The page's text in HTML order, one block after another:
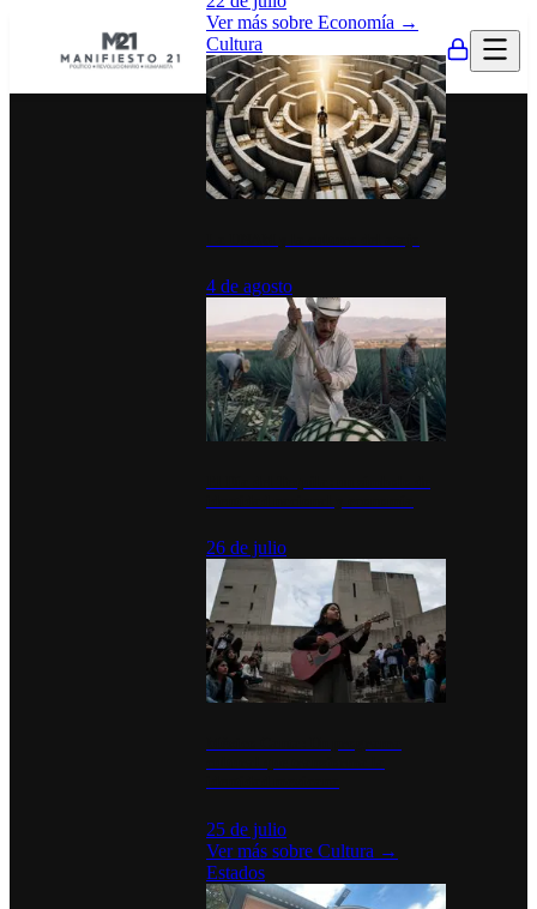
Ver más sobre Economía →
Cultura
4 de agosto
26 de julio
25 de julio
Ver más sobre Cultura →
Estados